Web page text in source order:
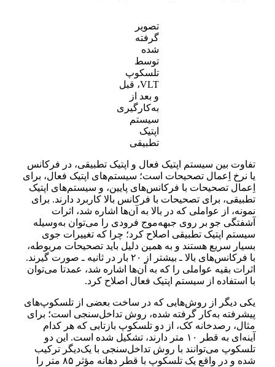
تصویر
گرفته
شده
توسط
تلسکوپ
VLT، قبل
و بعد از
به‌کارگیری
سیستم
اپتیک
تطبیقی
تفاوت بین سیستم اپتیک فعال و اپتیک تطبیقی، در فرکانس
یا نرخ اِعمال تصحیحات است؛ سیستم‌های اپتیک فعال، برای
اِعمال تصحیحات با فرکانس‌های پایین، و سیستم‌های اپتیک
تطبیقی، برای تصحیحات با فرکانس بالا کاربرد دارند. برای
نمونه، از عواملی که در بالا به آن‌ها اشاره شد، اثرات
آشفتگی جو بر روی جبهه‌موج فرودی را می‌توان به‌وسیله
سیستم‌ اپتیک تطبیقی اصلاح کرد؛ چرا که تغییرات جوی
بسیار سریع هستند و به همین دلیل باید تصحیحات مربوطه،
با فرکانس‌های بالا ـ بیشتر از ۲۰ بار در ثانیه ـ صورت گیرند.
اثرات بقیه عواملی را که به آن‌ها اشاره شد، عمدتا می‌توان
با استفاده از سیستم‌ اپتیک فعال اصلاح کرد.
یکی دیگر از روش‌هایی که در ساخت بعضی از تلسکوپ‌های
پیشرفته به‌کار گرفته شده، روش تداخل‌سنجی است؛ برای
مثال، رصد‌خانه کک، از دو تلسکوپ بازتابی که هر کدام
آینه‌ای به قطر ۱۰ متر دارند، تشکیل شده است. این دو
تلسکوپ می‌توانند با روش تداخل‌سنجی با یک‌دیگر ترکیب
شده و در واقع یک تلسکوپ با قطر دهانه مؤثر ۸۵ متر را